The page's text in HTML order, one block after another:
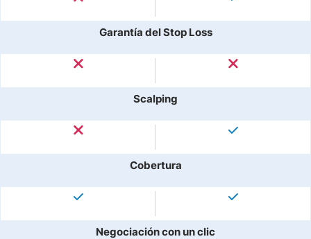
Garantía del Stop Loss
Scalping
Cobertura
Negociación con un clic